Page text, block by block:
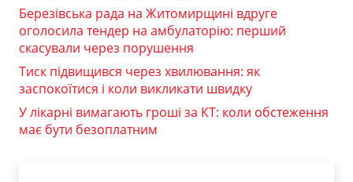
Березівська рада на Житомирщині вдруге
оголосила тендер на амбулаторію: перший
скасували через порушення
Тиск підвищився через хвилювання: як
заспокоїтися і коли викликати швидку
У лікарні вимагають гроші за КТ: коли обстеження
має бути безоплатним